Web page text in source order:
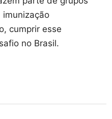
imunização
cumprir esse
no Brasil.